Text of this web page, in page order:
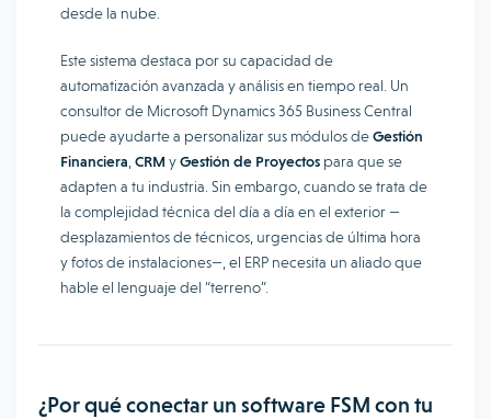
desde la nube.
Este sistema destaca por su capacidad de
automatización avanzada y análisis en tiempo real. Un
consultor de Microsoft Dynamics 365 Business Central
puede ayudarte a personalizar sus módulos deGestión
Financiera CRM yGestión de Proyectos para que se
adapten a tu industria. Sin embargo, cuando se trata de
la complejidad técnica del día a día en el exterior —
desplazamientos de técnicos, urgencias de última hora
y fotos de instalaciones—, el ERP necesita un aliado que
hable el lenguaje del “terreno”.
¿Por qué conectar un software FSM con tu